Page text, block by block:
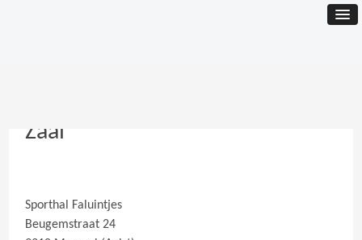
Zaal
Sporthal Faluintjes
Beugemstraat 24